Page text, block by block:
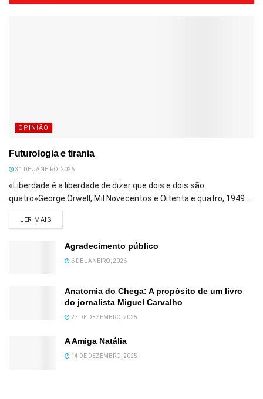
OPINIÃO
Futurologia e tirania
31 DE JANEIRO, 2026
«Liberdade é a liberdade de dizer que dois e dois são
quatro»George Orwell, Mil Novecentos e Oitenta e quatro, 1949...
LER MAIS
Agradecimento público
6 DE JANEIRO, 2026
Anatomia do Chega: A propósito de um livro
do jornalista Miguel Carvalho
27 DE DEZEMBRO, 2025
A Amiga Natália
14 DE DEZEMBRO, 2025